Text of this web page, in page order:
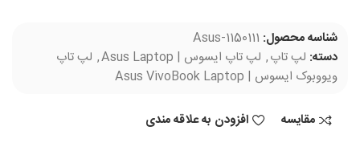
شناسه محصول: Asus-1150111
دسته: لپ تاپ, لپ تاپ ایسوس | Asus Laptop , لپ تاپ
ویووبوک ایسوس | Asus VivoBook Laptop
مقایسه افزودن به علاقه مندی